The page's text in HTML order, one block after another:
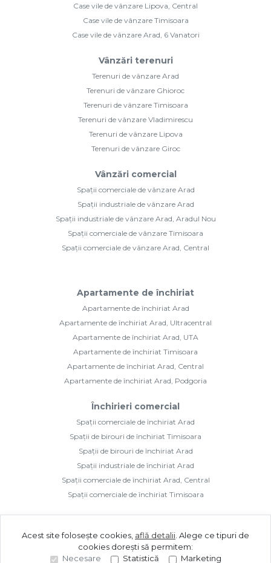
Case vile de vânzare Lipova, Central
Case vile de vânzare Timisoara
Case vile de vânzare Arad, 6 Vanatori
Vânzări terenuri
Terenuri de vânzare Arad
Terenuri de vânzare Ghioroc
Terenuri de vânzare Timisoara
Terenuri de vânzare Vladimirescu
Terenuri de vânzare Lipova
Terenuri de vânzare Giroc
Vânzări comercial
Spații comerciale de vânzare Arad
Spații industriale de vânzare Arad
Spații industriale de vânzare Arad, Aradul Nou
Spații comerciale de vânzare Timisoara
Spații comerciale de vânzare Arad, Central
Apartamente de închiriat
Apartamente de închiriat Arad
Apartamente de închiriat Arad, Ultracentral
Apartamente de închiriat Arad, UTA
Apartamente de închiriat Timisoara
Apartamente de închiriat Arad, Central
Apartamente de închiriat Arad, Podgoria
Închirieri comercial
Spații comerciale de închiriat Arad
Spații de birouri de închiriat Timisoara
Spații de birouri de închiriat Arad
Spații industriale de închiriat Arad
Spații comerciale de închiriat Arad, Central
Spații comerciale de închiriat Timisoara
Acest site folosește cookies, află detalii Alege ce tipuri de
cookies dorești să permitem:
Necesare
Statistică Marketing